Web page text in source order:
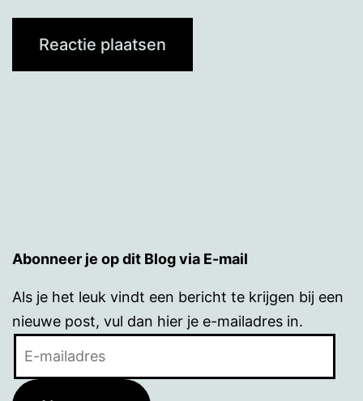
Abonneer je op dit Blog via E-mail
Als je het leuk vindt een bericht te krijgen bij een
nieuwe post, vul dan hier je e-mailadres in.